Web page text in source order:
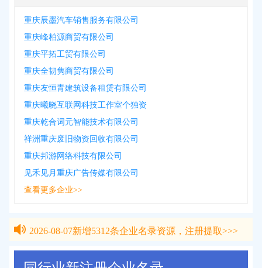
重庆辰墨汽车销售服务有限公司
重庆峰柏源商贸有限公司
重庆平拓工贸有限公司
重庆全韧隽商贸有限公司
重庆友恒青建筑设备租赁有限公司
重庆曦晓互联网科技工作室个独资
重庆乾合词元智能技术有限公司
祥洲重庆废旧物资回收有限公司
重庆邦游网络科技有限公司
见禾见月重庆广告传媒有限公司
查看更多企业>>
新增 条企业名录资源，注册提取>>>